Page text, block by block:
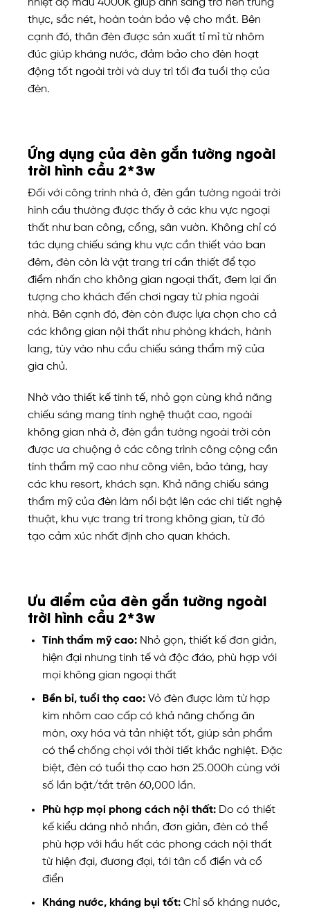
nhiệt độ màu 4000K giúp ánh sáng trở nên trung
thực, sắc nét, hoàn toàn bảo vệ cho mắt. Bên
cạnh đó, thân đèn được sản xuất tỉ mỉ từ nhôm
đúc giúp kháng nước, đảm bảo cho đèn hoạt
động tốt ngoài trời và duy trì tối đa tuổi thọ của
đèn.
Ứng dụng của đèn gắn tường ngoài
trời hình cầu 2*3w
Đối với công trình nhà ở, đèn gắn tường ngoài trời
hình cầu thường được thấy ở các khu vực ngoại
thất như ban công, cổng, sân vườn. Không chỉ có
tác dụng chiếu sáng khu vực cần thiết vào ban
đêm, đèn còn là vật trang trí cần thiết để tạo
điểm nhấn cho không gian ngoại thất, đem lại ấn
tượng cho khách đến chơi ngay từ phía ngoài
nhà. Bên cạnh đó, đèn còn được lựa chọn cho cả
các không gian nội thất như phòng khách, hành
lang, tùy vào nhu cầu chiếu sáng thẩm mỹ của
gia chủ.
Nhờ vào thiết kế tinh tế, nhỏ gọn cùng khả năng
chiếu sáng mang tính nghệ thuật cao, ngoài
không gian nhà ở, đèn gắn tường ngoài trời còn
được ưa chuộng ở các công trình công cộng cần
tính thẩm mỹ cao như công viên, bảo tàng, hay
các khu resort, khách sạn. Khả năng chiếu sáng
thẩm mỹ của đèn làm nổi bật lên các chi tiết nghệ
thuật, khu vực trang trí trong không gian, từ đó
tạo cảm xúc nhất định cho quan khách.
Ưu điểm của đèn gắn tường ngoài
trời hình cầu 2*3w
Tính thẩm mỹ cao:Nhỏ gọn, thiết kế đơn giản,
hiện đại nhưng tinh tế và độc đáo, phù hợp với
mọi không gian ngoại thất
Bền bỉ, tuổi thọ cao: Vỏ đèn được làm từ hợp
kim nhôm cao cấp có khả năng chống ăn
mòn, oxy hóa và tản nhiệt tốt, giúp sản phẩm
có thể chống chọi với thời tiết khắc nghiệt. Đặc
biệt, đèn có tuổi thọ cao hơn 25.000h cùng với
số lần bật/tắt trên 60,000 lần.
Phù hợp mọi phong cách nội thất:Do có thiết
kế kiểu dáng nhỏ nhắn, đơn giản, đèn có thể
phù hợp với hầu hết các phong cách nội thất
từ hiện đại, đương đại, tới tân cổ điển và cổ
điển
Kháng nước, kháng bụi tốt:Chỉ số kháng nước,